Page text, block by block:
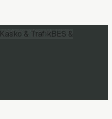
Kasko & TrafikBES &